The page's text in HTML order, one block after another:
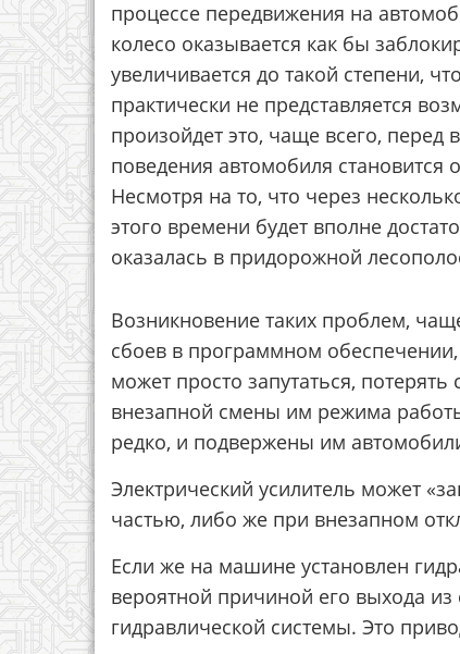
процессе передвижения на
колесо оказывается как бы
увеличивается до такой степени,
практически не представляется
произойдет это, чаще всего,
поведения автомобиля становится
Несмотря на то, что через
этого времени будет вполне
оказалась в придорожной
Возникновение таких проблем,
сбоев в программном
может просто запутаться,
внезапной смены им режима
редко, и подвержены им
Электрический усилитель может
частью, либо же при внезапном
Если же на машине установлен
вероятной причиной его выхода из
гидравлической системы. Это